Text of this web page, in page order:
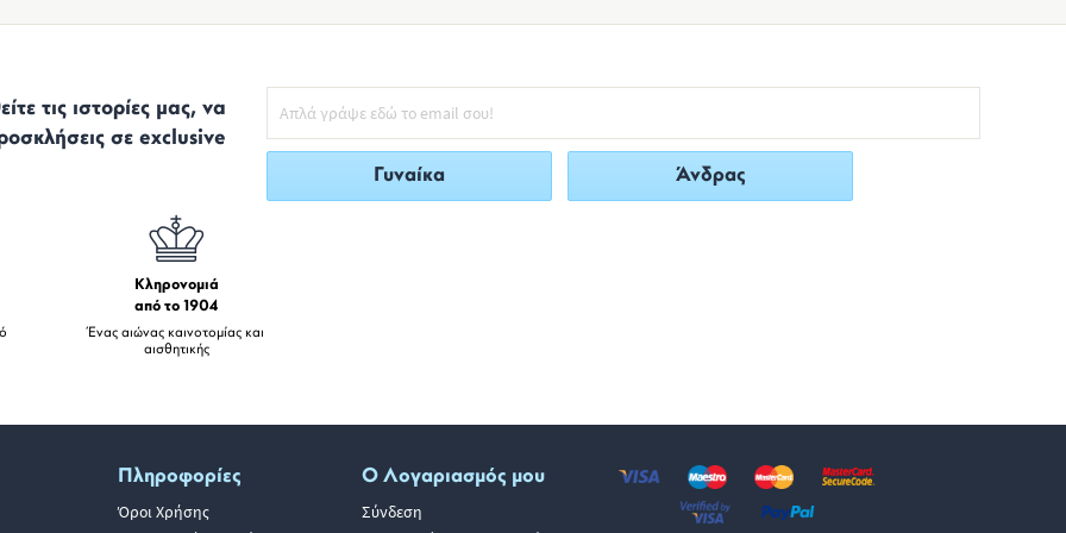
τις ιστορίες μας, να
σε exclusive
Κληρονομιά
από το 1904
Ένας αιώνας καινοτομίας και
αισθητικής
Γυναίκα Άνδρας
Πληροφορίες
Όροι Χρήσης
Ο Λογαριασμός μου
Σύνδεση